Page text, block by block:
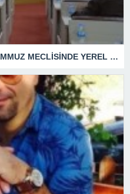
KUŞADASI TİCARET ODASI TEMMUZ MECLİSİNDE YEREL İŞLETMELERE ANLAMLI DESTEK